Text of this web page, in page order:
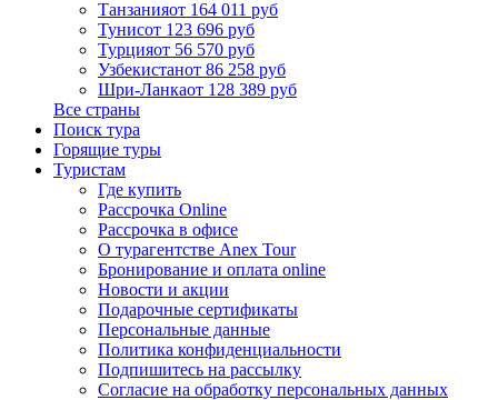
Танзанияот 164 011 руб
Тунисот 123 696 руб
Турцияот 56 570 руб
Узбекистанот 86 258 руб
Шри-Ланкаот 128 389 руб
Все страны
Поиск тура
Горящие туры
Туристам
Где купить
Рассрочка Online
Рассрочка в офисе
О турагентстве Anex Tour
Бронирование и оплата online
Новости и акции
Подарочные сертификаты
Персональные данные
Политика конфиденциальности
Подпишитесь на рассылку
Согласие на обработку персональных данных